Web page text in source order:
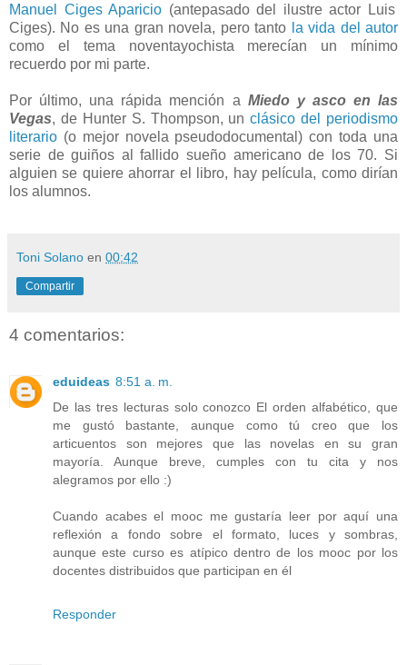
Manuel Ciges Aparicio (antepasado del ilustre actor Luis
Ciges). No es una gran novela, pero tanto la vida del autor
como el tema noventayochista merecían un mínimo
recuerdo por mi parte.
Por último, una rápida mención a Miedo y asco en las
Vegas, de Hunter S. Thompson, unclásico del periodismo
literario (o mejor novela pseudodocumental) con toda una
serie de guiños al fallido sueño americano de los 70. Si
alguien se quiere ahorrar el libro, hay película, como dirían
los alumnos.
Toni Solano en 00:42
Compartir
4 comentarios:
eduideas 8:51 a. m.
De las tres lecturas solo conozco El orden alfabético, que
me gustó bastante, aunque como tú creo que los
articuentos son mejores que las novelas en su gran
mayoría. Aunque breve, cumples con tu cita y nos
alegramos por ello :)
Cuando acabes el mooc me gustaría leer por aquí una
reflexión a fondo sobre el formato, luces y sombras,
aunque este curso es atípico dentro de los mooc por los
docentes distribuidos que participan en él
Responder